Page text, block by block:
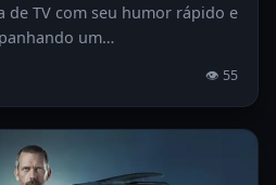
de TV com seu humor rápido e
um…
👁 55